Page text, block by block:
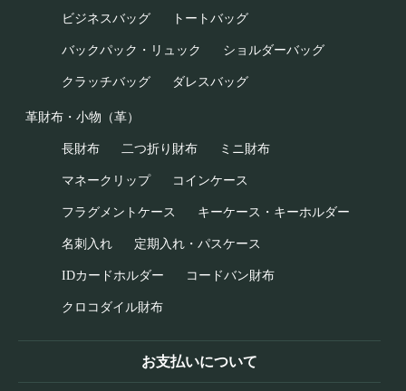
ビジネスバッグ トートバッグ
バックパック・リュック ショルダーバッグ
クラッチバッグ ダレスバッグ
革財布・小物（革）
長財布 二つ折り財布 ミニ財布
マネークリップ コインケース
フラグメントケース キーケース・キーホルダー
名刺入れ 定期入れ・パスケース
IDカードホルダー コードバン財布
クロコダイル財布
お支払いについて